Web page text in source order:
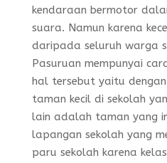
kendaraan bermotor
suara. Namun karena
daripada seluruh warga
Pasuruan mempunyai
hal tersebut yaitu
taman kecil di sekolah
lain adalah taman yang
lapangan sekolah yang
paru sekolah karena